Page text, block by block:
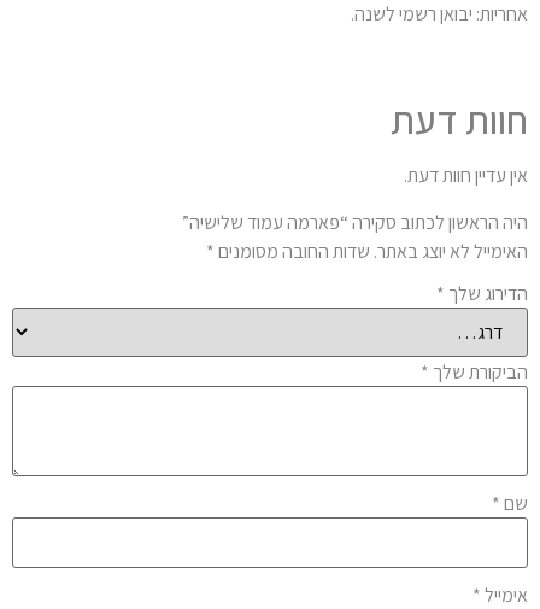
יבואן רשמי לשנה.
דעת
עדיין חוות דעת.
הראשון לכתוב סקירה “פארמה עמוד שלישיה”
לא יוצג באתר.שדות החובה מסומנים*
שלך*
שלך*
*
*